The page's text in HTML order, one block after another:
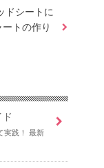
ドシートに
トの作り
実践！ 最新